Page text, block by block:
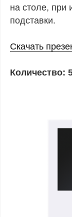
на столе, при
подставки.
Скачать
Количество: